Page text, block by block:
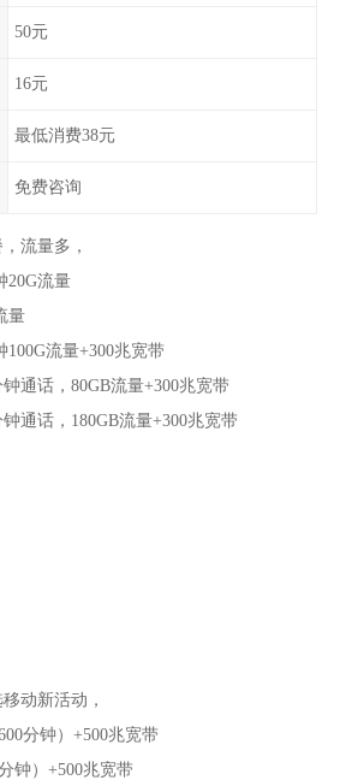
50元
16元
最低消费38元
免费咨询
流量多，
20G流量
量
100G流量+300兆宽带
通话，80GB流量+300兆宽带
通话，180GB流量+300兆宽带
动新活动，
分钟）+500兆宽带
钟）+500兆宽带